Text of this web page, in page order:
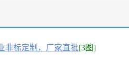
非标定制，厂家直批[3图]